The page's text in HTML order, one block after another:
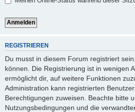
REGISTRIEREN
Du musst in diesem Forum registriert
können. Die Registrierung ist in wenigen
ermöglicht dir, auf weitere Funktionen
Administration kann registrierten
Berechtigungen zuweisen. Beachte bitte
Nutzungsbedingungen und die